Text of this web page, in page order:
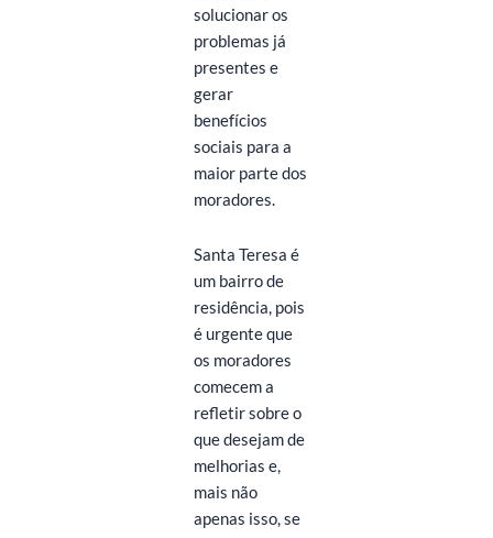
solucionar os
problemas já
presentes e
gerar
benefícios
sociais para a
maior parte dos
moradores.
Santa Teresa é
um bairro de
residência, pois
é urgente que
os moradores
comecem a
refletir sobre o
que desejam de
melhorias e,
mais não
apenas isso, se